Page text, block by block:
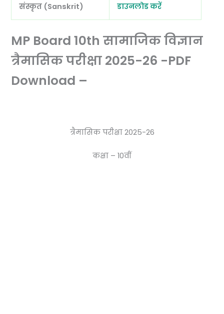
संस्कृत (Sanskrit) डाउनलोड करें
MP Board 10th सामाजिक विज्ञान
त्रैमासिक परीक्षा 2025-26 -PDF
Download –
त्रैमासिक परीक्षा 2025-26
कक्षा – 10वीं